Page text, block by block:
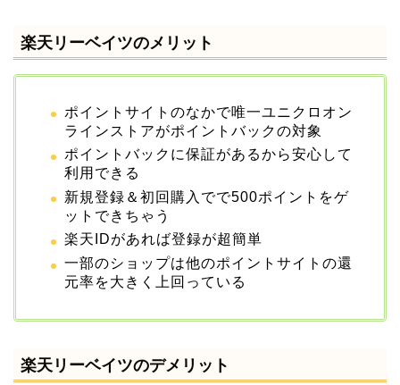
楽天リーベイツのメリット
ポイントサイトのなかで唯一ユニクロオン
ラインストアがポイントバックの対象
ポイントバックに保証があるから安心して
利用できる
新規登録＆初回購入でで500ポイントをゲ
ットできちゃう
楽天IDがあれば登録が超簡単
一部のショップは他のポイントサイトの還
元率を大きく上回っている
楽天リーベイツのデメリット